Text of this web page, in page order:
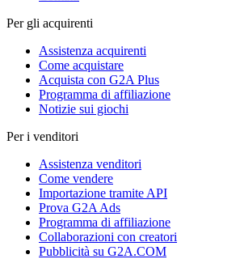
Per gli acquirenti
Assistenza acquirenti
Come acquistare
Acquista con G2A Plus
Programma di affiliazione
Notizie sui giochi
Per i venditori
Assistenza venditori
Come vendere
Importazione tramite API
Prova G2A Ads
Programma di affiliazione
Collaborazioni con creatori
Pubblicità su G2A.COM